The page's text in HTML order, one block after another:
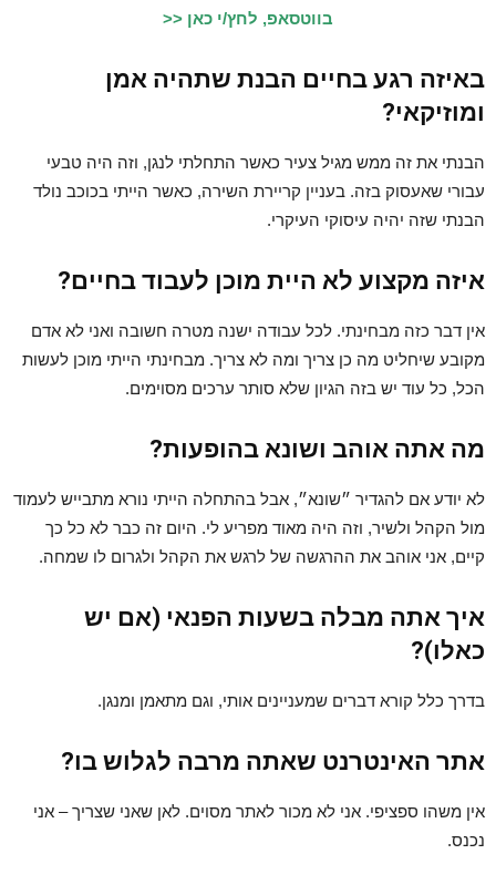
בווטסאפ, לחץ/י כאן <<
באיזה רגע בחיים הבנת שתהיה אמן
ומוזיקאי?
הבנתי את זה ממש מגיל צעיר כאשר התחלתי לנגן, וזה היה טבעי
עבורי שאעסוק בזה. בעניין קריירת השירה, כאשר הייתי בכוכב נולד
הבנתי שזה יהיה עיסוקי העיקרי.
איזה מקצוע לא היית מוכן לעבוד בחיים?
אין דבר כזה מבחינתי. לכל עבודה ישנה מטרה חשובה ואני לא אדם
מקובע שיחליט מה כן צריך ומה לא צריך. מבחינתי הייתי מוכן לעשות
הכל, כל עוד יש בזה הגיון שלא סותר ערכים מסוימים.
מה אתה אוהב ושונא בהופעות?
לא יודע אם להגדיר ״שונא״, אבל בהתחלה הייתי נורא מתבייש לעמוד
מול הקהל ולשיר, וזה היה מאוד מפריע לי. היום זה כבר לא כל כך
קיים, אני אוהב את ההרגשה של לרגש את הקהל ולגרום לו שמחה.
איך אתה מבלה בשעות הפנאי (אם יש
כאלו)?
בדרך כלל קורא דברים שמעניינים אותי, וגם מתאמן ומנגן.
אתר האינטרנט שאתה מרבה לגלוש בו?
אין משהו ספציפי. אני לא מכור לאתר מסוים. לאן שאני שצריך – אני
נכנס.